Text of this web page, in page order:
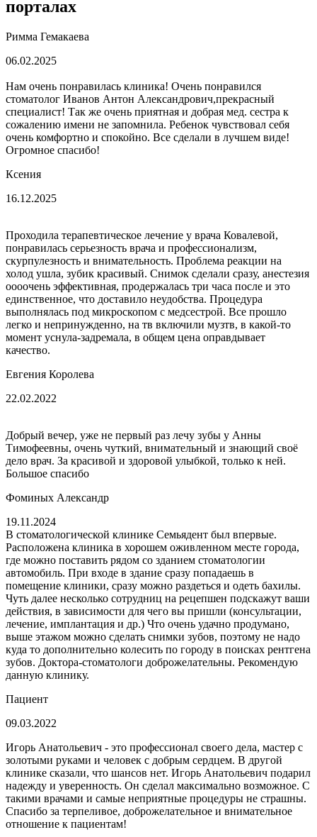
порталах
Римма Гемакаева
06.02.2025
Нам очень понравилась клиника! Очень понравился
стоматолог Иванов Антон Александрович,прекрасный
специалист! Так же очень приятная и добрая мед. сестра к
сожалению имени не запомнила. Ребенок чувствовал себя
очень комфортно и спокойно. Все сделали в лучшем виде!
Огромное спасибо!
Ксения
16.12.2025
Проходила терапевтическое лечение у врача Ковалевой,
понравилась серьезность врача и профессионализм,
скурпулезность и внимательность. Проблема реакции на
холод ушла, зубик красивый. Снимок сделали сразу, анестезия
оооочень эффективная, продержалась три часа после и это
единственное, что доставило неудобства. Процедура
выполнялась под микроскопом с медсестрой. Все прошло
легко и непринужденно, на тв включили музтв, в какой-то
момент уснула-задремала, в общем цена оправдывает
качество.
Евгения Королева
22.02.2022
Добрый вечер, уже не первый раз лечу зубы у Анны
Тимофеевны, очень чуткий, внимательный и знающий своё
дело врач. За красивой и здоровой улыбкой, только к ней.
Большое спасибо
Фоминых Александр
19.11.2024
В стоматологической клинике Семьядент был впервые.
Расположена клиника в хорошем оживленном месте города,
где можно поставить рядом со зданием стоматологии
автомобиль. При входе в здание сразу попадаешь в
помещение клиники, сразу можно раздеться и одеть бахилы.
Чуть далее несколько сотрудниц на рецепшен подскажут ваши
действия, в зависимости для чего вы пришли (консультации,
лечение, имплантация и др.) Что очень удачно продумано,
выше этажом можно сделать снимки зубов, поэтому не надо
куда то дополнительно колесить по городу в поисках рентгена
зубов. Доктора-стоматологи доброжелательны. Рекомендую
данную клинику.
Пациент
09.03.2022
Игорь Анатольевич - это профессионал своего дела, мастер с
золотыми руками и человек с добрым сердцем. В другой
клинике сказали, что шансов нет. Игорь Анатольевич подарил
надежду и уверенность. Он сделал максимально возможное. С
такими врачами и самые неприятные процедуры не страшны.
Спасибо за терпеливое, доброжелательное и внимательное
отношение к пациентам!